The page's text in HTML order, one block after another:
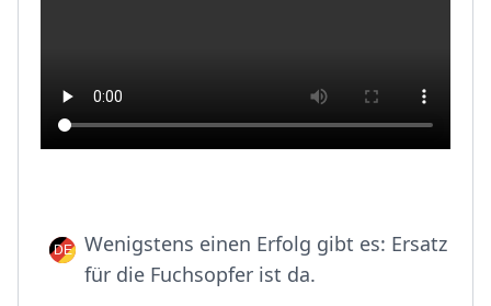
Wenigstens einen Erfolg gibt es: Ersatz
für die Fuchsopfer ist da.